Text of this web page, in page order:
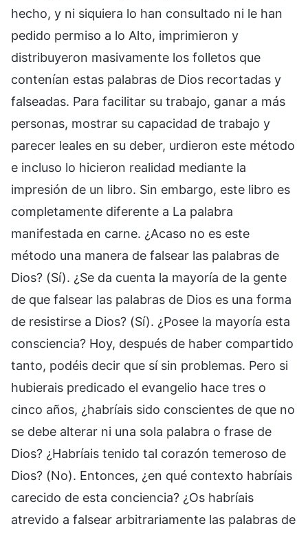
hecho, y ni siquiera lo han consultado ni le han
pedido permiso a lo Alto, imprimieron y
distribuyeron masivamente los folletos que
contenían estas palabras de Dios recortadas y
falseadas. Para facilitar su trabajo, ganar a más
personas, mostrar su capacidad de trabajo y
parecer leales en su deber, urdieron este método
e incluso lo hicieron realidad mediante la
impresión de un libro. Sin embargo, este libro es
completamente diferente a La palabra
manifestada en carne. ¿Acaso no es este
método una manera de falsear las palabras de
Dios? (Sí). ¿Se da cuenta la mayoría de la gente
de que falsear las palabras de Dios es una forma
de resistirse a Dios? (Sí). ¿Posee la mayoría esta
consciencia? Hoy, después de haber compartido
tanto, podéis decir que sí sin problemas. Pero si
hubierais predicado el evangelio hace tres o
cinco años, ¿habríais sido conscientes de que no
se debe alterar ni una sola palabra o frase de
Dios? ¿Habríais tenido tal corazón temeroso de
Dios? (No). Entonces, ¿en qué contexto habríais
carecido de esta conciencia? ¿Os habríais
atrevido a falsear arbitrariamente las palabras de